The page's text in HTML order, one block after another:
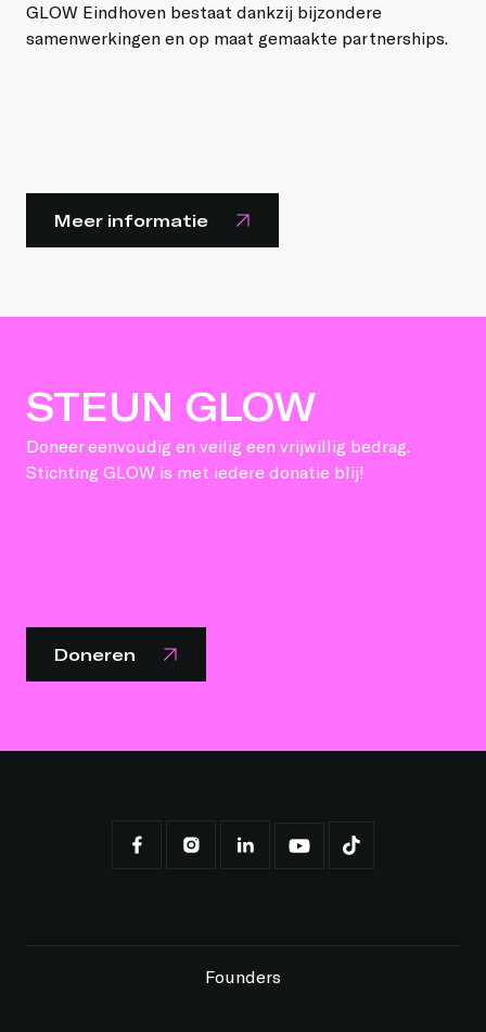
GLOW Eindhoven bestaat dankzij bijzondere
samenwerkingen en op maat gemaakte partnerships.
Meer informatie
STEUN GLOW
Doneer eenvoudig en veilig een vrijwillig bedrag.
Stichting GLOW is met iedere donatie blij!
Doneren
Founders